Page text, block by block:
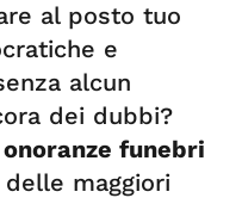
al posto tuo
e
alcun
dei dubbi?
onoranze funebri
maggiori